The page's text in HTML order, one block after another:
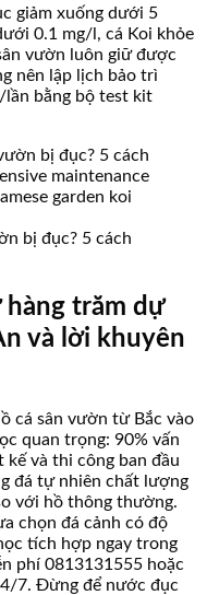
giảm xuống dưới 5
0.1 mg/l, cá Koi khỏe
vườn luôn giữ được
nên lập lịch bảo trì
lần bằng bộ test kit
bị đục? 5 cách
trăm dự
và lời khuyên
cá sân vườn từ Bắc vào
quan trọng: 90% vấn
và thi công ban đầu
đá tự nhiên chất lượng
với hồ thông thường.
chọn đá cảnh có độ
tích hợp ngay trong
phí 0813131555 hoặc
7. Đừng để nước đục